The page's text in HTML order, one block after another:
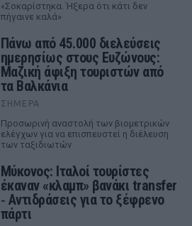
«Σοκαρίστηκα. Ήξερα ότι κάτι δεν
πήγαινε καλά»
Πάνω από 45.000 διελεύσεις
ημερησίως στους Ευζώνους:
Μαζική άφιξη τουριστών από
τα Βαλκάνια
ΣΉΜΕΡΑ
Προσωρινή αναστολή των βιομετρικών
ελέγχων για να επισπευστεί η διέλευση
των ταξιδιωτών
Μύκονος: Ιταλοί τουρίστες
έκαναν «κλαμπ» βανάκι transfer
‑ Αντιδράσεις για το ξέφρενο
πάρτι